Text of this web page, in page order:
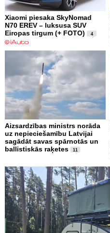
Xiaomi piesaka SkyNomad
N70 EREV – luksusa SUV
Eiropas tirgum (+ FOTO)
4
Aizsardzības ministrs norāda
uz nepieciešamību Latvijai
sagādāt savas spārnotās un
ballistiskās raķetes
11